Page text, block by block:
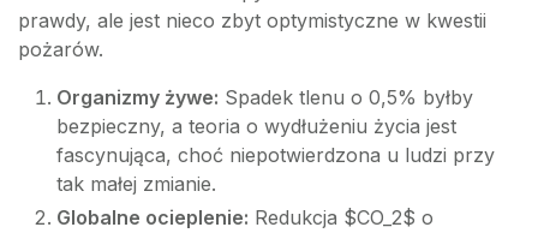
prawdy, ale jest nieco zbyt optymistyczne w kwestii
pożarów.
Organizmy żywe: Spadek tlenu o 0,5% byłby
bezpieczny, a teoria o wydłużeniu życia jest
fascynująca, choć niepotwierdzona u ludzi przy
tak małej zmianie.
Globalne ocieplenie: Redukcja $CO_2$ o